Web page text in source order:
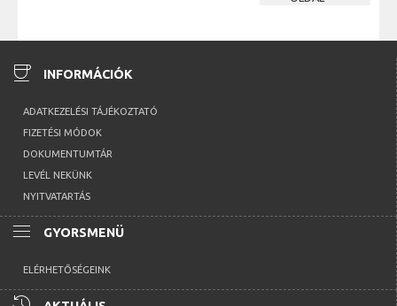
coffee INFORMÁCIÓK
ADATKEZELÉSI TÁJÉKOZTATÓ
FIZETÉSI MÓDOK
DOKUMENTUMTÁR
LEVÉL NEKÜNK
NYITVATARTÁS
menu GYORSMENÜ
ELÉRHETŐSÉGEINK